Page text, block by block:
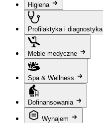
Higiena
Profilaktyka i diagnostyka
Meble medyczne
Spa & Wellness
Dofinansowania
Wynajem